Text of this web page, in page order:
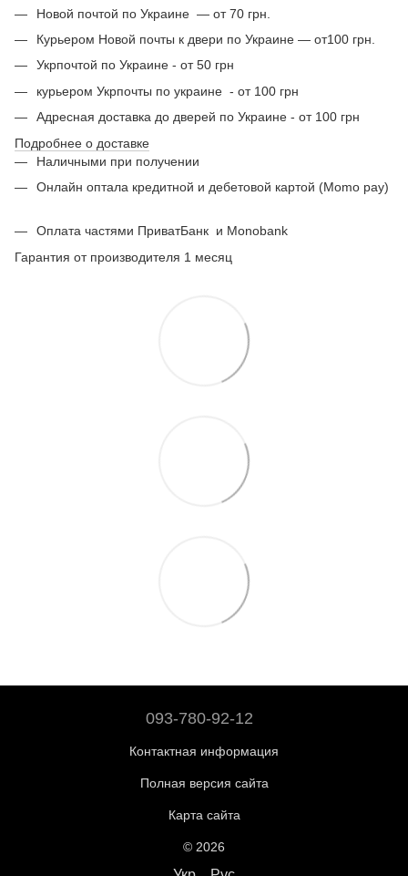
Новой почтой по Украине — от 70 грн.
Курьером Новой почты к двери по Украине — от100 грн.
Укрпочтой по Украине - от 50 грн
курьером Укрпочты по украине - от 100 грн
Адресная доставка до дверей по Украине - от 100 грн
Подробнее о доставке
Наличными при получении
Онлайн оптала кредитной и дебетовой картой (Momo pay)
Оплата частями ПриватБанк и Monobank
Гарантия от производителя 1 месяц
093-780-92-12
Контактная информация
Полная версия сайта
Карта сайта
© 2026